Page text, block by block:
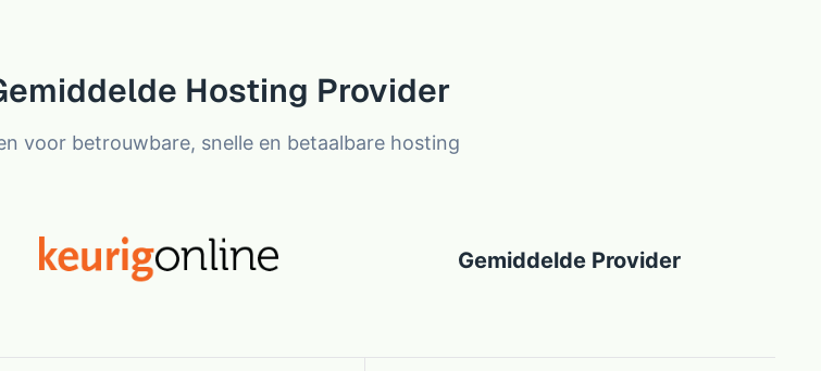
Hosting Provider
voor betrouwbare, snelle en betaalbare hosting
Gemiddelde Provider